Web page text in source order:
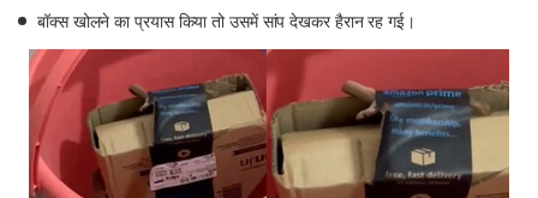
बॉक्स खोलने का प्रयास किया तो उसमें सांप देखकर हैरान रह गई।